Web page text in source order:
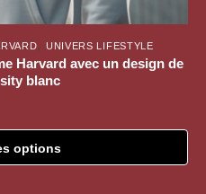
, UNIVERS LIFESTYLE
Harvard avec un design de
blanc
options